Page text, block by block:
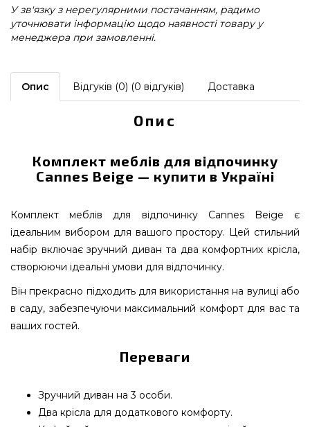
У зв'язку з нерегулярними постачанням, радимо
уточнювати інформацію щодо наявності товару у
менеджера при замовленні.
Опис Відгуків (0) (0 відгуків) Доставка
Опис
Комплект меблів для відпочинку
Cannes Beige — купити в Україні
Комплект меблів для відпочинку Cannes Beige є
ідеальним вибором для вашого простору. Цей стильний
набір включає зручний диван та два комфортних крісла,
створюючи ідеальні умови для відпочинку.
Він прекрасно підходить для використання на вулиці або
в саду, забезпечуючи максимальний комфорт для вас та
ваших гостей.
Переваги
Зручний диван на 3 особи.
Два крісла для додаткового комфорту.